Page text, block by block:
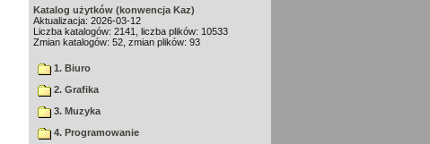
Katalog użytków (konwencja Kaz)
Aktualizacja: 2026-03-12
Liczba katalogów: 2141, liczba plików: 10533
Zmian katalogów: 52, zmian plików: 93
1. Biuro
2. Grafika
3. Muzyka
4. Programowanie